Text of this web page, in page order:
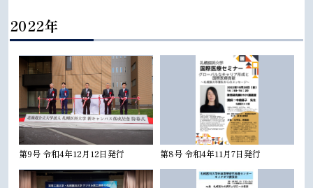
2022年
第9号 令和4年12月12日発行 第8号 令和4年11月7日発行